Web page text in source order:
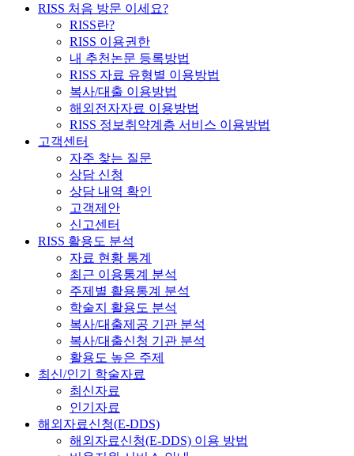
RISS 처음 방문 이세요?
RISS란?
RISS 이용권한
내 추천논문 등록방법
RISS 자료 유형별 이용방법
복사/대출 이용방법
해외전자자료 이용방법
RISS 정보취약계층 서비스 이용방법
고객센터
자주 찾는 질문
상담 신청
상담 내역 확인
고객제안
신고센터
RISS 활용도 분석
자료 현황 통계
최근 이용통계 분석
주제별 활용통계 분석
학술지 활용도 분석
복사/대출제공 기관 분석
복사/대출신청 기관 분석
활용도 높은 주제
최신/인기 학술자료
최신자료
인기자료
해외자료신청(E-DDS)
해외자료신청(E-DDS) 이용 방법